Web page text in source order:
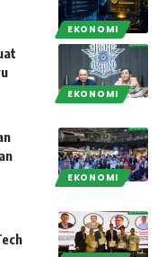
EKONOMI
EKONOMI
EKONOMI